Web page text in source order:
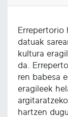
Errepertorio
datuak
kultura
da.
ren babesa
eragileek
hartzen